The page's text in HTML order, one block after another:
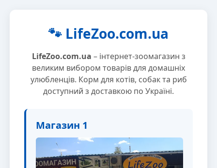
🐾 LifeZoo.com.ua
LifeZoo.com.ua – інтернет-зоомагазин з
великим вибором товарів для домашніх
улюбленців. Корм для котів, собак та риб
доступний з доставкою по Україні.
Магазин 1